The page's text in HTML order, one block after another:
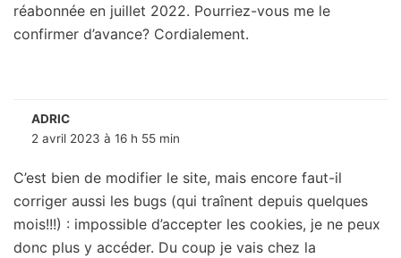
réabonnée en juillet 2022. Pourriez-vous me le
confirmer d’avance? Cordialement.
ADRIC
2 avril 2023 à 16 h 55 min
C’est bien de modifier le site, mais encore faut-il
corriger aussi les bugs (qui traînent depuis quelques
mois!!!) : impossible d’accepter les cookies, je ne peux
donc plus y accéder. Du coup je vais chez la